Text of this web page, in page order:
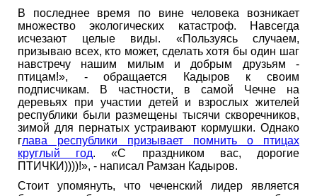
В последнее время по вине человека возникает
множество экологических катастроф. Навсегда
исчезают целые виды. «Пользуясь случаем,
призываю всех, кто может, сделать хотя бы один шаг
навстречу нашим милым и добрым друзьям -
птицам!», - обращается Кадыров к своим
подписчикам. В частности, в самой Чечне на
деревьях при участии детей и взрослых жителей
республики были размещены тысячи скворечников,
зимой для пернатых устраивают кормушки. Однако
глава республики призывает помнить о птицах
круглый год. «С праздником вас, дорогие
ПТИЧКИ))))!», - написал Рамзан Кадыров.
Стоит упомянуть, что чеченский лидер является